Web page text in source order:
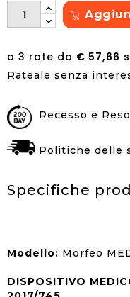
Rateale senza
Recesso e
Politiche delle
Specifiche
Modello: Morfeo
DISPOSITIVO